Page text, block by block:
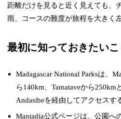
距離だけを見ると近く見えても、
雨、コースの難度が旅程を大きく
最初に知っておきたいこ
Madagascar National Parksは、
ら140km、Tamataveから250km
Andasibeを経由してアクセスす
Mantadia公式ページは、公園へ